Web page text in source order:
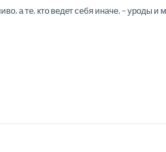
а те, кто ведет себя иначе, – уроды и